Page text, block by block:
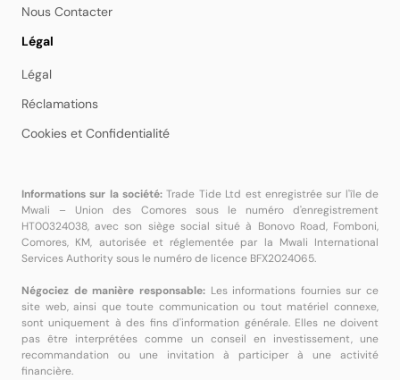
Nous Contacter
Légal
Légal
Réclamations
Cookies et Confidentialité
Informations sur la société: Trade Tide Ltd est enregistrée sur l'île de
Mwali – Union des Comores sous le numéro d'enregistrement
HT00324038, avec son siège social situé à Bonovo Road, Fomboni,
Comores, KM, autorisée et réglementée par la Mwali International
Services Authority sous le numéro de licence BFX2024065.
Négociez de manière responsable:Les informations fournies sur ce
site web, ainsi que toute communication ou tout matériel connexe,
sont uniquement à des fins d'information générale. Elles ne doivent
pas être interprétées comme un conseil en investissement, une
recommandation ou une invitation à participer à une activité
financière.